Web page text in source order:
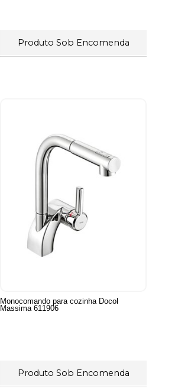
Produto Sob Encomenda
Monocomando para cozinha Docol
Massima 611906
Produto Sob Encomenda